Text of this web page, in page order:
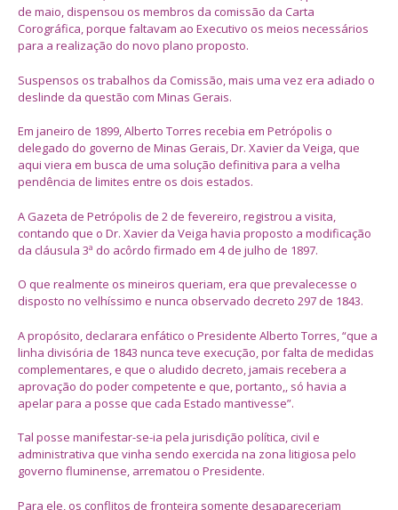
de maio, dispensou os membros da comissão da Carta
Corográfica, porque faltavam ao Executivo os meios necessários
para a realização do novo plano proposto.
Suspensos os trabalhos da Comissão, mais uma vez era adiado o
deslinde da questão com Minas Gerais.
Em janeiro de 1899, Alberto Torres recebia em Petrópolis o
delegado do governo de Minas Gerais, Dr. Xavier da Veiga, que
aqui viera em busca de uma solução definitiva para a velha
pendência de limites entre os dois estados.
A Gazeta de Petrópolis de 2 de fevereiro, registrou a visita,
contando que o Dr. Xavier da Veiga havia proposto a modificação
da cláusula 3ª do acôrdo firmado em 4 de julho de 1897.
O que realmente os mineiros queriam, era que prevalecesse o
disposto no velhíssimo e nunca observado decreto 297 de 1843.
A propósito, declarara enfático o Presidente Alberto Torres, “que a
linha divisória de 1843 nunca teve execução, por falta de medidas
complementares, e que o aludido decreto, jamais recebera a
aprovação do poder competente e que, portanto,, só havia a
apelar para a posse que cada Estado mantivesse”.
Tal posse manifestar-se-ia pela jurisdição política, civil e
administrativa que vinha sendo exercida na zona litigiosa pelo
governo fluminense, arrematou o Presidente.
Para ele, os conflitos de fronteira somente desapareceriam